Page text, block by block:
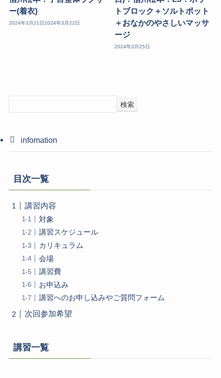
ー(着衣)
2024年3月21日2024年3月22日
トブロック＋ソルトポット
＋おなかのやさしいマッサ
ージ
2024年3月25日
検索
infomation
目次一覧
講習内容
対象
講習スケジュール
カリキュラム
会場
講習費
お申込み
講習へのお申し込みやご質問フォーム
次回参加希望
講習一覧